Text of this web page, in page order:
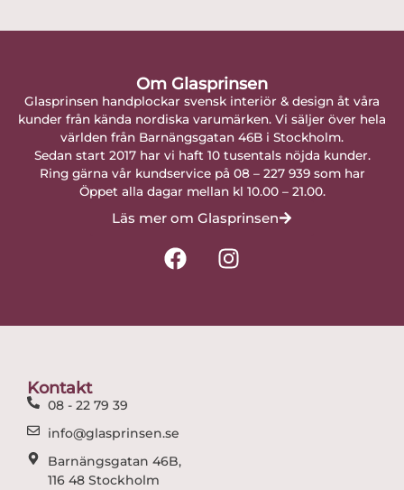
Om Glasprinsen
Glasprinsen handplockar svensk interiör & design åt våra
kunder från kända nordiska varumärken. Vi säljer över hela
världen från Barnängsgatan 46B i Stockholm.
Sedan start 2017 har vi haft 10 tusentals nöjda kunder.
Ring gärna vår kundservice på 08 – 227 939 som har
Öppet alla dagar mellan kl 10.00 – 21.00.
Läs mer om Glasprinsen
F
a
I
n
Kontakt
08 - 22 79 39
info@glasprinsen.se
Barnängsgatan 46B,
116 48 Stockholm